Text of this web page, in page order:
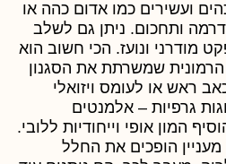
ועשירים כמו אדום כהה או
ותחכום. ניתן גם לשלב
מודרני ונועז. הכי חשוב הוא
שמשרתת את הסגנון
ראש או לעומס ויזואלי
גרפיות– אלמנטים
המון אופי וייחודיות ללובי.
הופכים את החלל